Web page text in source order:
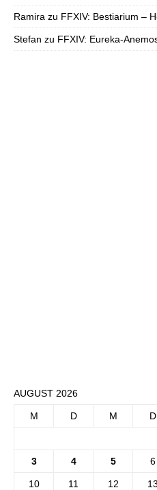
Ramira zu FFXIV: Bestiarium –
Stefan zu FFXIV: Eureka-
AUGUST 2026
M D M D
3 4 5 6
10 11 12 13